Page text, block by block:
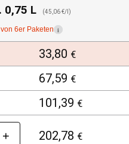
0,75 L (45,06 €/l)
6er Paketen i
33,80 €
67,59 €
101,39 €
+ 202,78 €